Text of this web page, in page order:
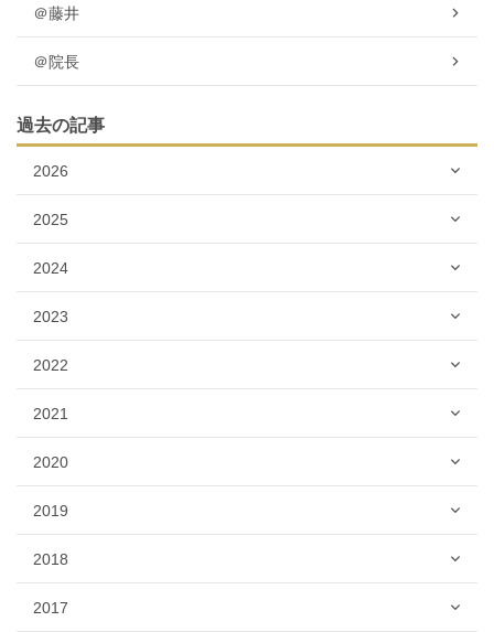
＠藤井
＠院長
過去の記事
2026
2025
2024
2023
2022
2021
2020
2019
2018
2017